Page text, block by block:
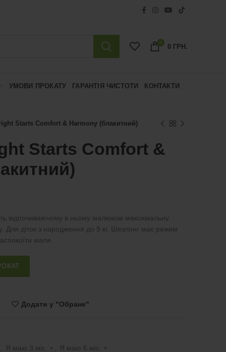
0 0 ГРН.
УМОВИ ПРОКАТУ ГАРАНТІЯ ЧИСТОТИ КОНТАКТИ
Starts Comfort & Harmony (блакитний)
Starts Comfort &
відпочиваючому в ньому малюкові максимальну
Для діток з народження до 9 кг. Шезлонг має режим
маля
Додати у "Обране"
Я маю 3 міс. +
Я маю 6 міс. +